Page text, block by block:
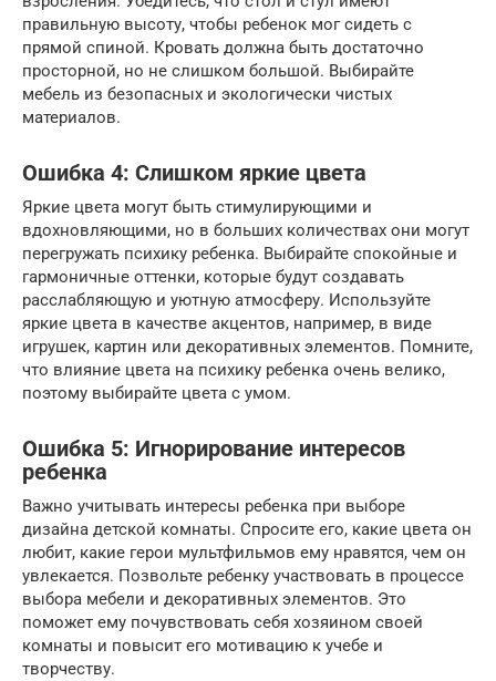
правильную высоту, чтобы ребенок мог сидеть с
прямой спиной. Кровать должна быть достаточно
просторной, но не слишком большой. Выбирайте
мебель из безопасных и экологически чистых
материалов.
Ошибка 4: Слишком яркие цвета
Яркие цвета могут быть стимулирующими и
вдохновляющими, но в больших количествах они могут
перегружать психику ребенка. Выбирайте спокойные и
гармоничные оттенки, которые будут создавать
расслабляющую и уютную атмосферу. Используйте
яркие цвета в качестве акцентов, например, в виде
игрушек, картин или декоративных элементов. Помните,
что влияние цвета на психику ребенка очень велико,
поэтому выбирайте цвета с умом.
Ошибка 5: Игнорирование интересов
ребенка
Важно учитывать интересы ребенка при выборе
дизайна детской комнаты. Спросите его, какие цвета он
любит, какие герои мультфильмов ему нравятся, чем он
увлекается. Позвольте ребенку участвовать в процессе
выбора мебели и декоративных элементов. Это
поможет ему почувствовать себя хозяином своей
комнаты и повысит его мотивацию к учебе и
творчеству.